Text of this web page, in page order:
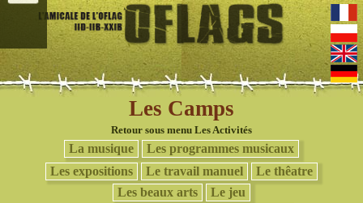
Les Camps
Retour sous menu Les Activités
La musique
Les programmes musicaux
Les expositions
Le travail manuel
Le thêatre
Les beaux arts
Le jeu